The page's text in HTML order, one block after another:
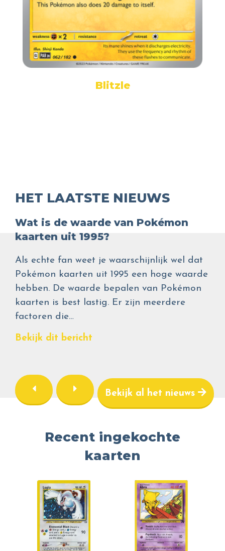
Blitzle
HET LAATSTE NIEUWS
Wat is de waarde van Pokémon
kaarten uit 1995?
Als echte fan weet je waarschijnlijk wel dat
Pokémon kaarten uit 1995 een hoge waarde
hebben. De waarde bepalen van Pokémon
kaarten is best lastig. Er zijn meerdere
factoren die…
Bekijk dit bericht
Bekijk al het nieuws
Recent ingekochte
kaarten